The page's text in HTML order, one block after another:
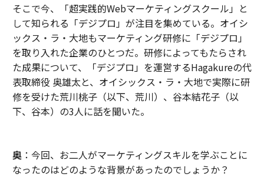
そこで今、「超実践的Webマーケティングスクール」と
して知られる「デジプロ」が注目を集めている。オイシ
ックス・ラ・大地もマーケティング研修に「デジプロ」
を取り入れた企業のひとつだ。研修によってもたらされ
た成果について、「デジプロ」を運営するHagakureの代
表取締役 奥雄太と、オイシックス・ラ・大地で実際に研
修を受けた荒川桃子（以下、荒川）、谷本結花子（以
下、谷本）の3人に話を聞いた。
奥：今回、お二人がマーケティングスキルを学ぶことに
なったのはどのような背景があったのでしょうか？